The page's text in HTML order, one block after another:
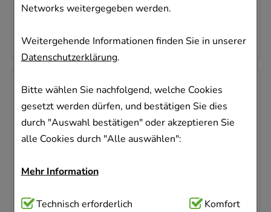
Networks weitergegeben werden.
Weitergehende Informationen finden Sie in unserer
Datenschutzerklärung.
Bitte wählen Sie nachfolgend, welche Cookies
gesetzt werden dürfen, und bestätigen Sie dies
durch "Auswahl bestätigen" oder akzeptieren Sie
alle Cookies durch "Alle auswählen":
Mehr Information
Technisch Notwendig:Hierbei handelt es sich um
Technisch erforderlich
Komfort
14,18 €¹
AVP:19,99 € ²
BIOCHEMIE Pflüger 11 Silicea D 12 Tabletten
GmbH & Co. KG